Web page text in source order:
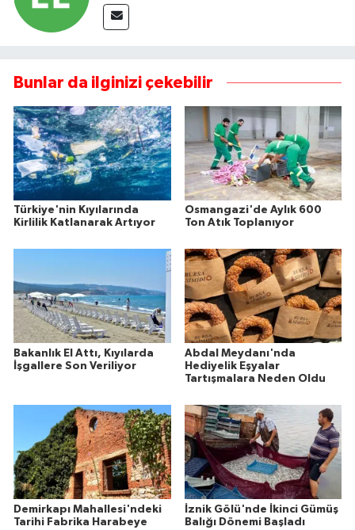
Bunlar da ilginizi çekebilir
Türkiye'nin Kıyılarında
Kirlilik Katlanarak Artıyor
Osmangazi'de Aylık 600
Ton Atık Toplanıyor
Bakanlık El Attı, Kıyılarda
İşgallere Son Veriliyor
Abdal Meydanı'nda
Hediyelik Eşyalar
Tartışmalara Neden Oldu
Demirkapı Mahallesi'ndeki
Tarihi Fabrika Harabeye
İznik Gölü'nde İkinci Gümüş
Balığı Dönemi Başladı